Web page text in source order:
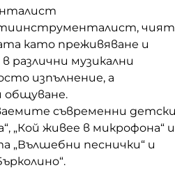
като преживяване и
различни музикални
изпълнение, а
общуване.
съвременни
„Кой живее в микрофона“ и
„Вълшебни песнички“ и